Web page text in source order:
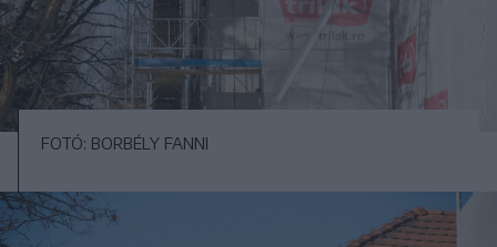
FOTÓ: BORBÉLY FANNI